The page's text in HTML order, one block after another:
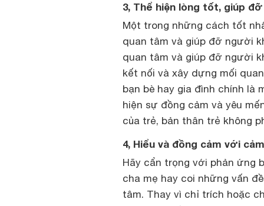
3, Thể hiện lòng tốt, giúp
Một trong những cách tốt
quan tâm và giúp đỡ người
quan tâm và giúp đỡ người
kết nối và xây dựng mối
bạn bè hay gia đình chính là
hiện sự đồng cảm và yêu
của trẻ, bản thân trẻ không
4, Hiểu và đồng cảm với
Hãy cẩn trọng với phản ứng
cha mẹ hay coi những vấn
tâm. Thay vì chỉ trích hoặc